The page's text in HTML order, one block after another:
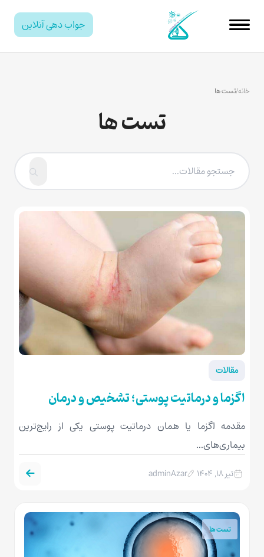
جواب دهی آنلاین
خانه/تست ها
تست ها
مقالات
اگزما و درماتیت پوستی؛ تشخیص و درمان
مقدمه اگزما یا همان درماتیت پوستی یکی از رایج‌ترین
بیماری‌های...
تیر ۱۸, ۱۴۰۴ adminAzar
تست ها